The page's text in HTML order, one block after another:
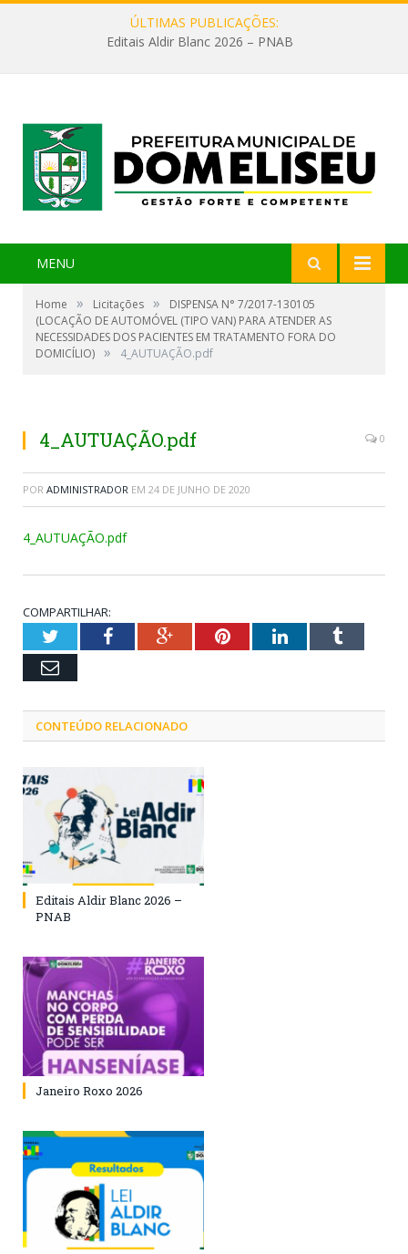
ÚLTIMAS PUBLICAÇÕES:
Editais Aldir Blanc 2026 – PNAB
MENU
Home » Licitações »
DISPENSA N° 7/2017-130105
(LOCAÇÃO DE AUTOMÓVEL (TIPO VAN) PARA ATENDER AS
NECESSIDADES DOS PACIENTES EM TRATAMENTO FORA DO
DOMICÍLIO) » 4_AUTUAÇÃO.pdf
4_AUTUAÇÃO.pdf 0
POR ADMINISTRADOR EM 24 DE JUNHO DE 2020
4_AUTUAÇÃO.pdf
COMPARTILHAR:
TwitterFacebookGoogle+PinterestLinkedInTumblr
Email
CONTEÚDO RELACIONADO
Editais Aldir Blanc 2026 –
PNAB
Janeiro Roxo 2026